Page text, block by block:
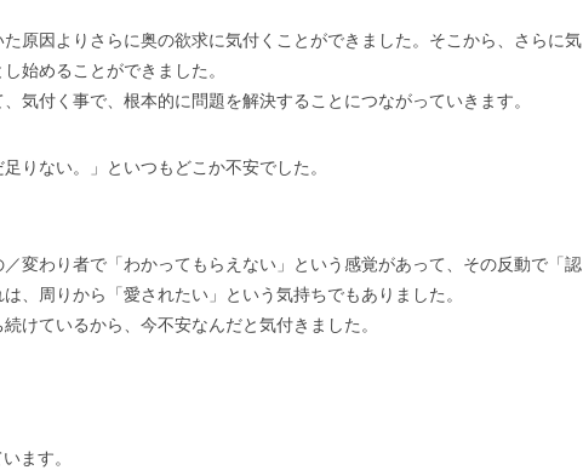
原因よりさらに奥の欲求に気付くことができました。そこから、さらに気
始めることができました。
気付く事で、根本的に問題を解決することにつながっていきます。
りない。」といつもどこか不安でした。
変わり者で「わかってもらえない」という感覚があって、その反動で「認
、周りから「愛されたい」という気持ちでもありました。
けているから、今不安なんだと気付きました。
ます。